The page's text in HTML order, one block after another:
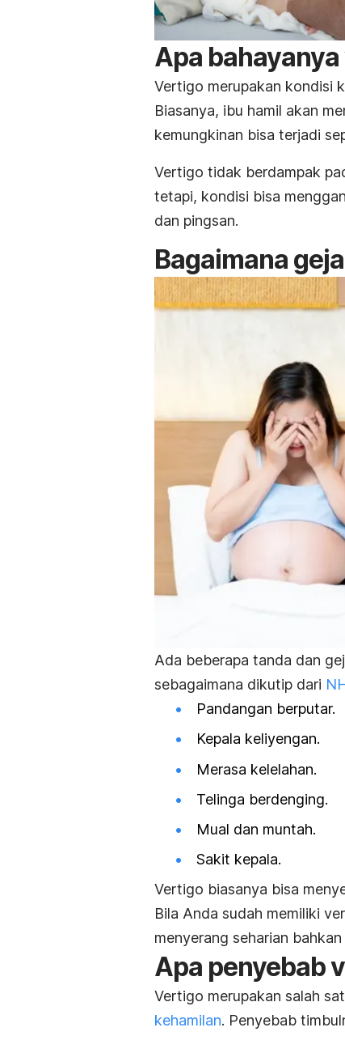
Apa
Vertigo merupakan kondisi
Biasanya, ibu hamil akan
kemungkinan bisa terjadi
Vertigo tidak berdampak
tetapi, kondisi bisa
dan pingsan.
Bagaimana
Ada beberapa tanda dan
sebagaimana dikutip dari
Pandangan berputar.
Kepala keliyengan.
Merasa kelelahan.
Telinga berdenging.
Mual dan muntah.
Sakit kepala.
Vertigo biasanya bisa
Bila Anda sudah memiliki
menyerang seharian bahkan
Apa penyebab
Vertigo merupakan salah
kehamilan. Penyebab